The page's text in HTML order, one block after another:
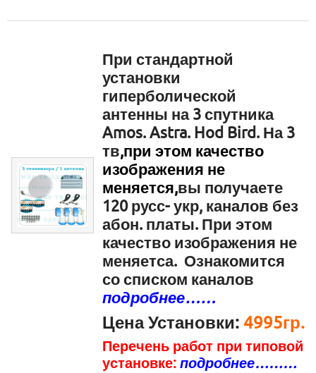
При стандартной
установки
гиперболической
антенны на 3 спутника
Amos. Astra. Hod Bird. На 3
тв,при этом качество
изображения не
меняется,вы получаете
120 русс- укр, каналов без
абон. платы. При этом
качество изображения не
меняетса. Ознакомится
со списком каналов
подробнее……
Цена Установки: 4995гр.
Перечень работ при типовой
установке: подробнее………